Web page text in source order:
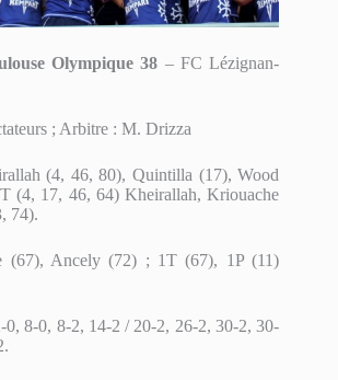
Olympique 38 – FC Lézignan-
; Arbitre : M. Drizza
(4, 46, 80), Quintilla (17), Wood
(4, 17, 46, 64) Kheirallah, Kriouache
74).
(67), Ancely (72) ; 1T (67), 1P (11)
0, 8-0, 8-2, 14-2 / 20-2, 26-2, 30-2, 30-